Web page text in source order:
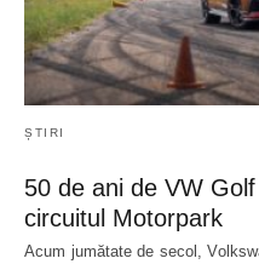
ȘTIRI
50 de ani de VW
circuitul Motorpark
Acum jumătate de secol,